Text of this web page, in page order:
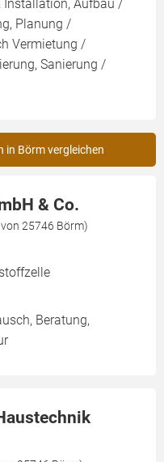
Installation, Aufbau /
Planung /
Vermietung /
Sanierung /
in Börm vergleichen
& Co.
25746 Börm)
Beratung,